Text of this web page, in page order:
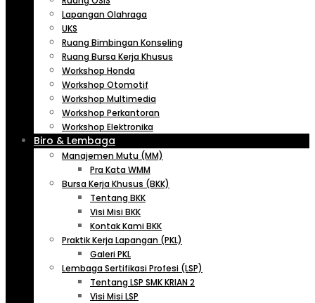
Lapangan Olahraga
UKS
Ruang Bimbingan Konseling
Ruang Bursa Kerja Khusus
Workshop Honda
Workshop Otomotif
Workshop Multimedia
Workshop Perkantoran
Workshop Elektronika
Biro & Lembaga
Manajemen Mutu (MM)
Pra Kata WMM
Bursa Kerja Khusus (BKK)
Tentang BKK
Visi Misi BKK
Kontak Kami BKK
Praktik Kerja Lapangan (PKL)
Galeri PKL
Lembaga Sertifikasi Profesi (LSP)
Tentang LSP SMK KRIAN 2
Visi Misi LSP